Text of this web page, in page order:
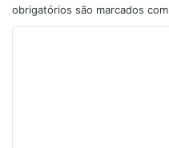
obrigatórios são marcados com